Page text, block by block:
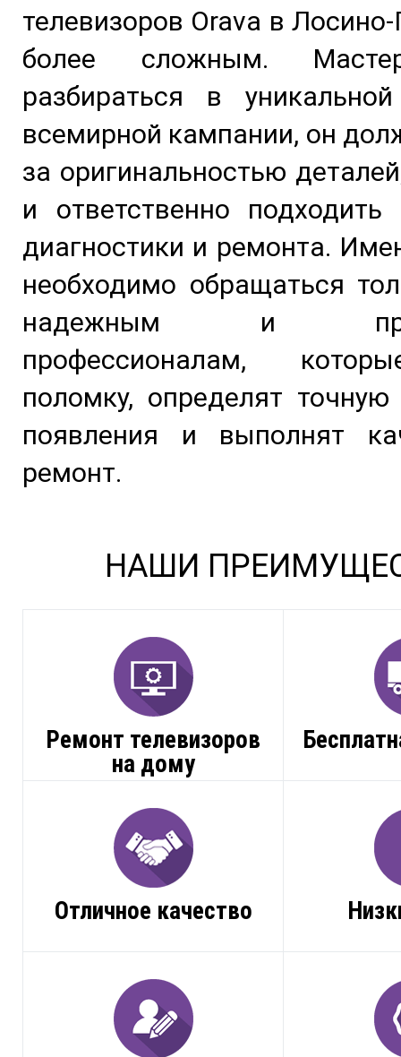
телевизоров Orava в
более сложным.
разбираться в
всемирной кампании, он
за оригинальностью
и ответственно подходить
диагностики и ремонта.
необходимо обращаться
надежным и
профессионалам,
поломку, определят
появления и выполнят
ремонт.
НАШИ
Ремонт телевизоров
на дому
Отличное качество